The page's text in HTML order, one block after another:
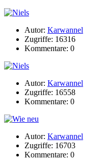
Autor: Karwannel
Zugriffe: 16316
Kommentare: 0
Autor: Karwannel
Zugriffe: 16558
Kommentare: 0
Autor: Karwannel
Zugriffe: 16703
Kommentare: 0